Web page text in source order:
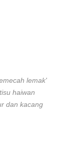
lemak'
haiwan
dan kacang